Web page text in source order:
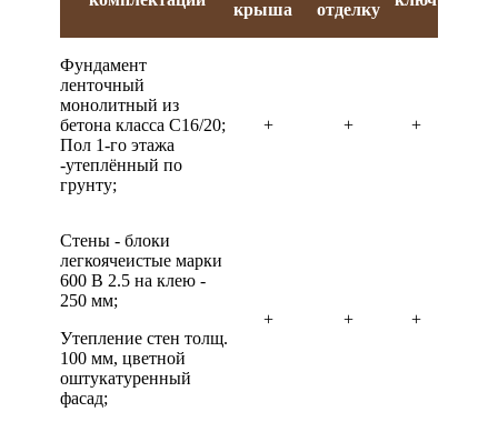
крыша
отделку
Фундамент
ленточный
монолитный из
бетона класса С16/20;
Пол 1-го этажа
-утеплённый по
грунту;
+ + +
Стены - блоки
легкоячеистые марки
600 В 2.5 на клею -
250 мм;
Утепление стен толщ.
100 мм, цветной
оштукатуренный
фасад;
+ + +